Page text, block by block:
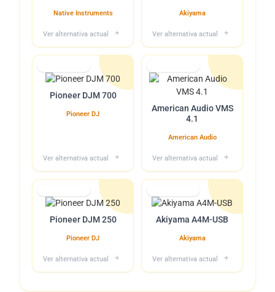
Native Instruments
Ver alternativa actual
Akiyama
Ver alternativa actual
Pioneer DJM 700
Pioneer DJ
Ver alternativa actual
American Audio VMS
4.1
American Audio
Ver alternativa actual
Pioneer DJM 250
Pioneer DJ
Ver alternativa actual
Akiyama A4M-USB
Akiyama
Ver alternativa actual